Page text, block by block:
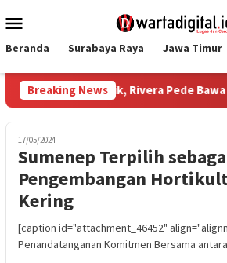
ke
Mobile
Beranda Surabaya Raya Jawa Timur
Breaking News
Pemain Terbaik, Rivera Pede Bawa
17/05/2024
Sumenep Terpilih
Pengembangan
Kering
[caption id="attachment_46452"
Penandatanganan Komitmen Bersama